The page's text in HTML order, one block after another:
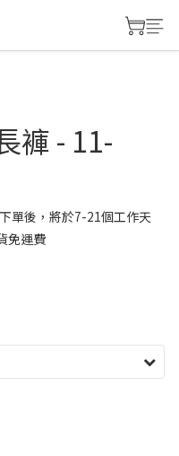
褲 - 11-
單後，將於7-21個工作天
免運費